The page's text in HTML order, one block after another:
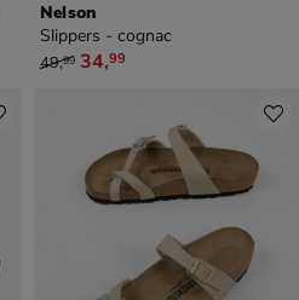
Nelson
Slippers - cognac
van € 49,99 voor € 34,99
49,99 34,99